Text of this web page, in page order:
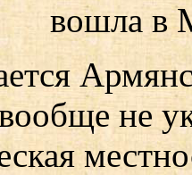
вошла в
не